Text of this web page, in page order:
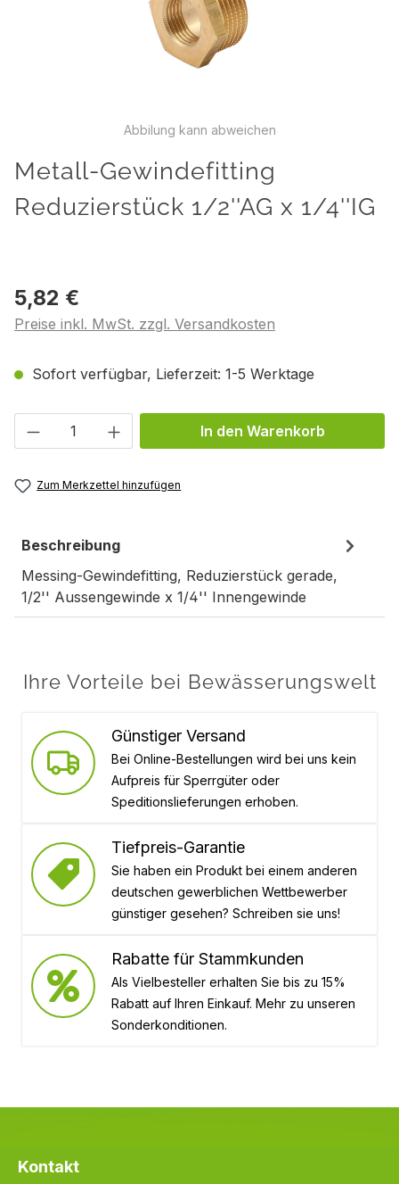
Abbilung kann abweichen
Metall-Gewindefitting
Reduzierstück 1/2''AG x 1/4''IG
5,82 €
Preise inkl. MwSt. zzgl. Versandkosten
Sofort verfügbar, Lieferzeit: 1-5 Werktage
Produkt Anzahl: Gib den gewünschten
In den Warenkorb
Zum Merkzettel hinzufügen
Beschreibung
Messing-Gewindefitting, Reduzierstück gerade,
1/2'' Aussengewinde x 1/4'' Innengewinde
Ihre Vorteile bei Bewässerungswelt
Günstiger Versand
Bei Online-Bestellungen wird bei uns kein
Aufpreis für Sperrgüter oder
Speditionslieferungen erhoben.
Tiefpreis-Garantie
Sie haben ein Produkt bei einem anderen
deutschen gewerblichen Wettbewerber
günstiger gesehen? Schreiben sie uns!
Rabatte für Stammkunden
Als Vielbesteller erhalten Sie bis zu 15%
Rabatt auf Ihren Einkauf. Mehr zu unseren
Sonderkonditionen.
Kontakt